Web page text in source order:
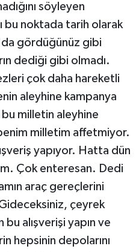
söyleyen
bu noktada tarih olarak
gördüğünüz gibi
dediği gibi olmadı.
çok daha hareketli
aleyhine kampanya
milletin aleyhine
milletim affetmiyor.
yapıyor. Hatta dün
Çok enteresan. Dedi
araç gereçlerini
çeyrek
alışverişi yapın ve
hepsinin depolarını